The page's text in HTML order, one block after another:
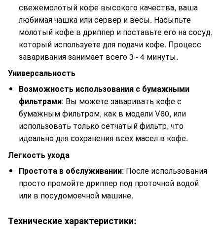
свежемолотый кофе высокого качества, ваша
любимая чашка или сервер и весы. Насыпьте
молотый кофе в дриппер и поставьте его на сосуд,
который используете для подачи кофе. Процесс
заваривания занимает всего 3 - 4 минуты.
Универсальность
Возможность использования с бумажными
фильтрами: Вы можете заваривать кофе с
бумажным фильтром, как в модели V60, или
использовать только сетчатый фильтр, что
идеально для сохранения всех масел в кофе.
Легкость ухода
Простота в обслуживании: После использования
просто промойте дриппер под проточной водой
или в посудомоечной машине.
Технические характеристики: